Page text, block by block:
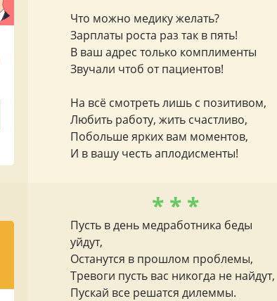
Что можно медику желать?
Зарплаты роста раз так в пять!
В ваш адрес только комплименты
Звучали чтоб от пациентов!
На всё смотреть лишь с позитивом,
Любить работу, жить счастливо,
Побольше ярких вам моментов,
И в вашу честь аплодисменты!
* * *
Пусть в день медработника беды
уйдут,
Останутся в прошлом проблемы,
Тревоги пусть вас никогда не найдут,
Пускай все решатся дилеммы.